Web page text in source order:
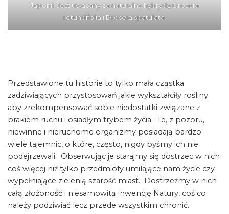
Japonii. Jest uważany za naturalną hybrydę Drosera
rotundifolia i Drosera spatulata.
Przedstawione tu historie to tylko mała cząstka
zadziwiających przystosowań jakie wykształciły rośliny
aby zrekompensować sobie niedostatki związane z
brakiem ruchu i osiadłym trybem życia. Te, z pozoru,
niewinne i nieruchome organizmy posiadają bardzo
wiele tajemnic, o które, często, nigdy byśmy ich nie
podejrzewali. Obserwując je starajmy się dostrzec w nich
coś więcej niż tylko przedmioty umilające nam życie czy
wypełniające zielenią szarość miast. Dostrzeżmy w nich
całą złożoność i niesamowitą inwencję Natury, coś co
należy podziwiać lecz przede wszystkim chronić.